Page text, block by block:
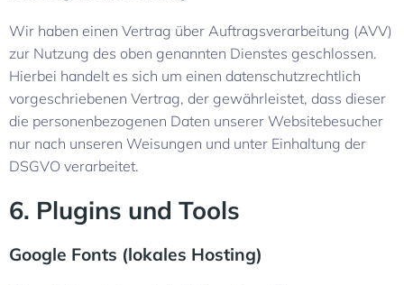
Wir haben einen Vertrag über Auftragsverarbeitung (AVV)
zur Nutzung des oben genannten Dienstes geschlossen.
Hierbei handelt es sich um einen datenschutzrechtlich
vorgeschriebenen Vertrag, der gewährleistet, dass dieser
die personenbezogenen Daten unserer Websitebesucher
nur nach unseren Weisungen und unter Einhaltung der
DSGVO verarbeitet.
6. Plugins und Tools
Google Fonts (lokales Hosting)